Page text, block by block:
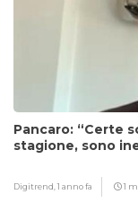
Pancaro: “Certe
stagione, sono
Digitrend,1 anno fa 1